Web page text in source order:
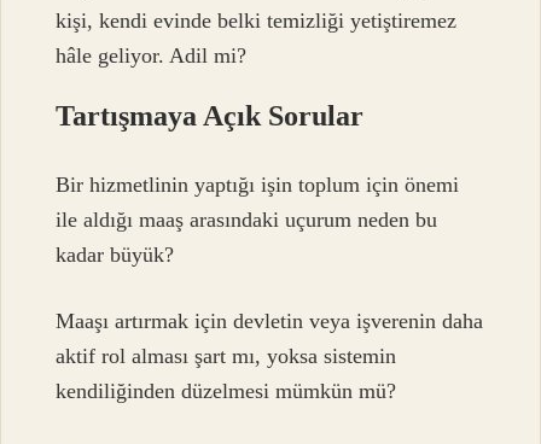
kişi, kendi evinde belki temizliği yetiştiremez
hâle geliyor. Adil mi?
Tartışmaya Açık Sorular
Bir hizmetlinin yaptığı işin toplum için önemi
ile aldığı maaş arasındaki uçurum neden bu
kadar büyük?
Maaşı artırmak için devletin veya işverenin daha
aktif rol alması şart mı, yoksa sistemin
kendiliğinden düzelmesi mümkün mü?